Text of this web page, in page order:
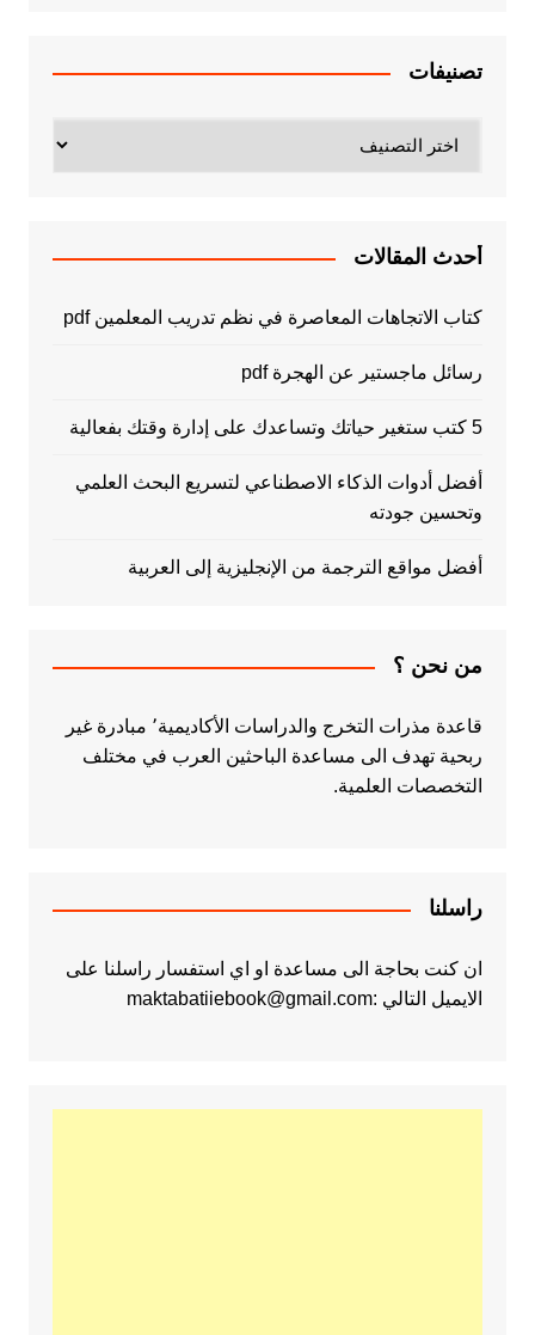
تصنيفات
أحدث المقالات
كتاب الاتجاهات المعاصرة في نظم تدريب المعلمين pdf
رسائل ماجستير عن الهجرة pdf
5 كتب ستغير حياتك وتساعدك على إدارة وقتك بفعالية
أفضل أدوات الذكاء الاصطناعي لتسريع البحث العلمي
وتحسين جودته
أفضل مواقع الترجمة من الإنجليزية إلى العربية
من نحن ؟
قاعدة مذرات التخرج والدراسات الأكاديمية٬ مبادرة غير
ربحية تهدف الى مساعدة الباحثين العرب في مختلف
التخصصات العلمية.
راسلنا
ان كنت بحاجة الى مساعدة او اي استفسار راسلنا على
الايميل التالي :maktabatiiebook@gmail.com